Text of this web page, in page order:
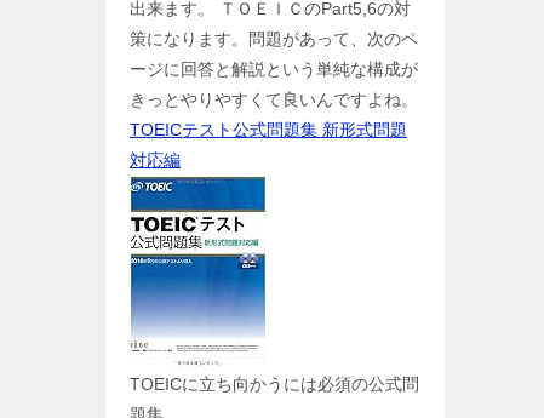
出来ます。 ＴＯＥＩＣのPart5,6の対
策になります。問題があって、次のペ
ージに回答と解説という単純な構成が
きっとやりやすくて良いんですよね。
TOEICテスト公式問題集 新形式問題
対応編
TOEICに立ち向かうには必須の公式問
題集